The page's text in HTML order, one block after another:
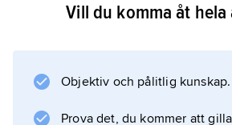
Information om artikeln
Vill du komma åt hela
Objektiv och pålitlig kunskap.
Prova det, du kommer att